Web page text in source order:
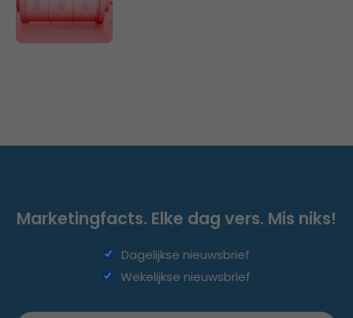
Marketingfacts. Elke dag vers. Mis niks!
Dagelijkse nieuwsbrief
Wekelijkse nieuwsbrief